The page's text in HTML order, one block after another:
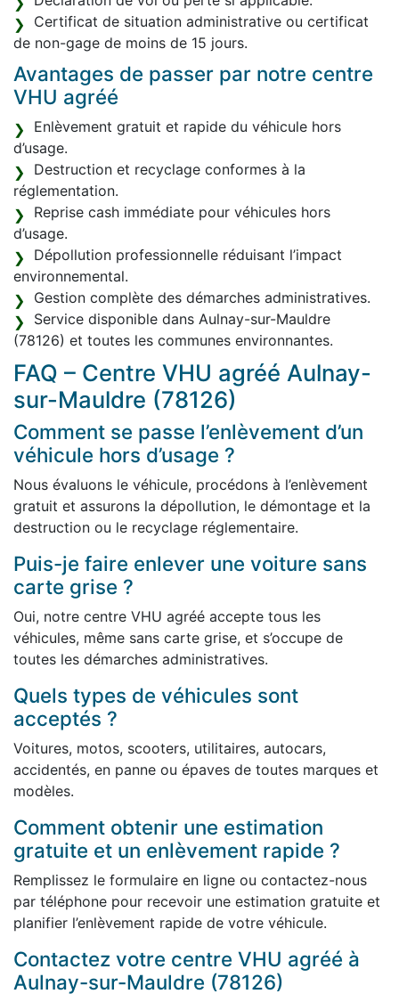
Certificat de situation administrative ou certificat
de non-gage de moins de 15 jours.
Avantages de passer par notre centre
VHU agréé
Enlèvement gratuit et rapide du véhicule hors
d’usage.
Destruction et recyclage conformes à la
réglementation.
Reprise cash immédiate pour véhicules hors
d’usage.
Dépollution professionnelle réduisant l’impact
environnemental.
Gestion complète des démarches administratives.
Service disponible dans Aulnay-sur-Mauldre
(78126) et toutes les communes environnantes.
FAQ – Centre VHU agréé Aulnay-
sur-Mauldre (78126)
Comment se passe l’enlèvement d’un
véhicule hors d’usage ?
Nous évaluons le véhicule, procédons à l’enlèvement
gratuit et assurons la dépollution, le démontage et la
destruction ou le recyclage réglementaire.
Puis-je faire enlever une voiture sans
carte grise ?
Oui, notre centre VHU agréé accepte tous les
véhicules, même sans carte grise, et s’occupe de
toutes les démarches administratives.
Quels types de véhicules sont
acceptés ?
Voitures, motos, scooters, utilitaires, autocars,
accidentés, en panne ou épaves de toutes marques et
modèles.
Comment obtenir une estimation
gratuite et un enlèvement rapide ?
Remplissez le formulaire en ligne ou contactez-nous
par téléphone pour recevoir une estimation gratuite et
planifier l’enlèvement rapide de votre véhicule.
Contactez votre centre VHU agréé à
Aulnay-sur-Mauldre (78126)